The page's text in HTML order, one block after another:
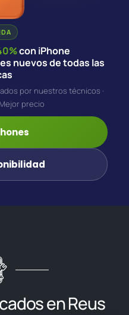
con iPhone
nuevos de todas las
por nuestros técnicos ·
precio
en Reus